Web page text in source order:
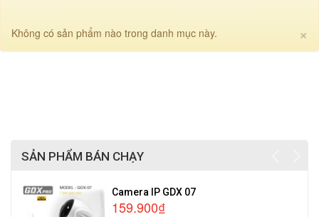
×
Không có sản phẩm nào trong danh mục này.
SẢN PHẨM BÁN CHẠY
Camera IP GDX 07
159.900₫